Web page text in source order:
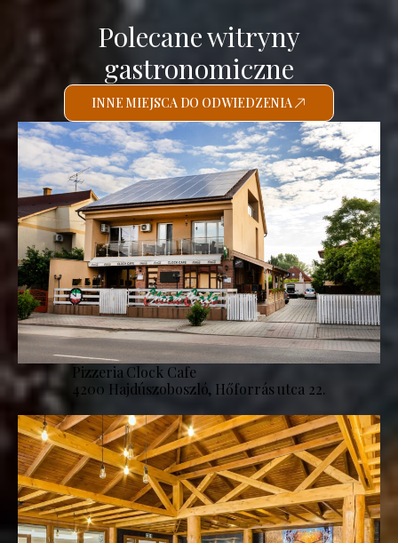
Polecane witryny
gastronomiczne
INNE MIEJSCA DO ODWIEDZENIA
Pizzeria Clock Cafe
4200 Hajdúszoboszló, Hőforrás utca 22.